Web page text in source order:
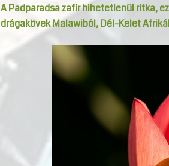
A Padparadsa zafír hihetetlenül ritka,
drágakövek Malawiból, Dél-Kelet